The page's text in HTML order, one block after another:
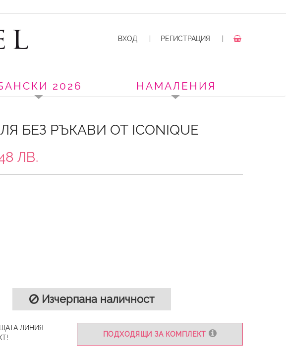
ВХОД РЕГИСТРАЦИЯ
2026 НАМАЛЕНИЯ
БЕЗ РЪКАВИ ОТ ICONIQUE
ЛВ.
Изчерпана наличност
ПОДХОДЯЩИ ЗА КОМПЛЕКТ
ЛИНИЯ